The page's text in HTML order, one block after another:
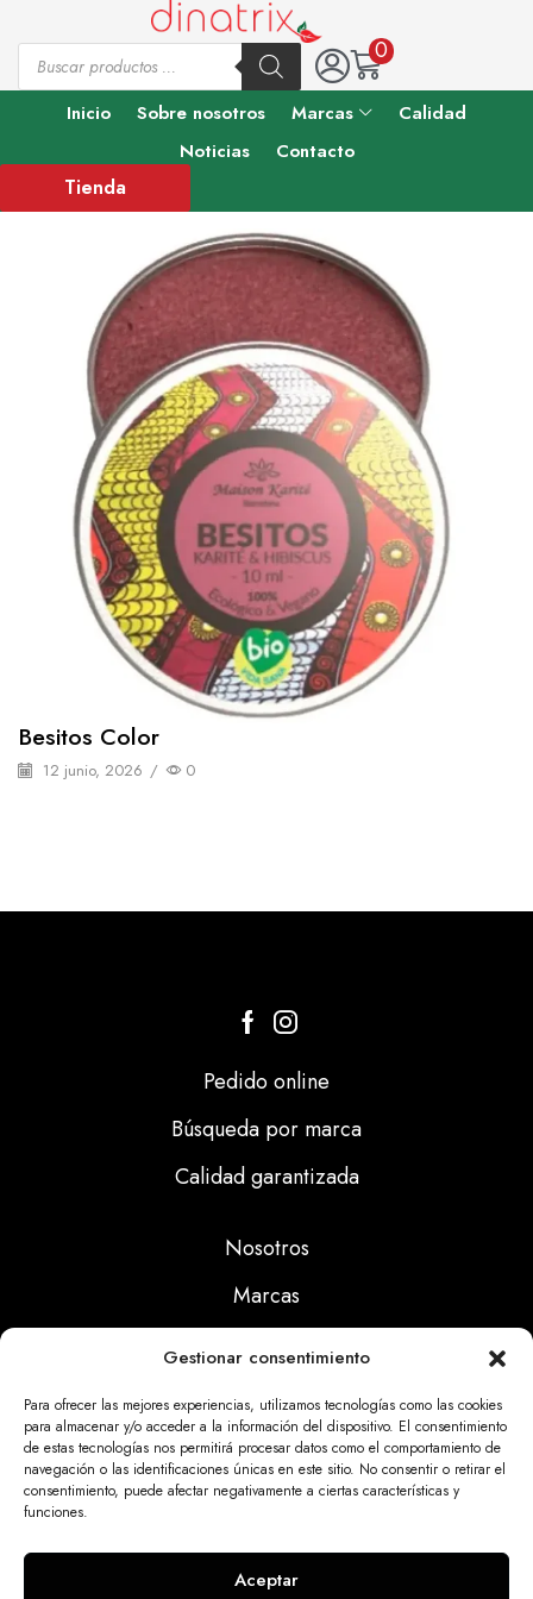
Gestionar consentimiento
Para ofrecer las mejores experiencias, utilizamos tecnologías como las cookies
para almacenar y/o acceder a la información del dispositivo. El consentimiento
de estas tecnologías nos permitirá procesar datos como el comportamiento de
navegación o las identificaciones únicas en este sitio. No consentir o retirar el
consentimiento, puede afectar negativamente a ciertas características y
funciones.
Aceptar
0
Inicio Sobre nosotros Marcas
Calidad
Noticias
Contacto
Tienda
Besitos Color
12 junio, 2026 / 0
Pedido online
Búsqueda por marca
Calidad garantizada
Nosotros
Marcas
Noticias
Aviso Legal
Politicas Cookies